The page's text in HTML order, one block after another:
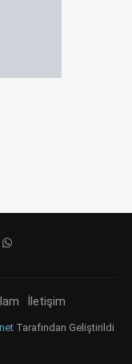
İletişim
Tarafından Geliştirildi